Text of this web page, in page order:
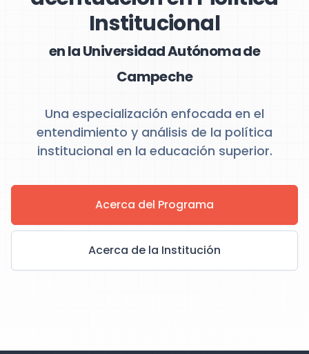
Institucional
en la Universidad Autónoma de
Campeche
Una especialización enfocada en el
entendimiento y análisis de la política
institucional en la educación superior.
Acerca del Programa
Acerca de la Institución